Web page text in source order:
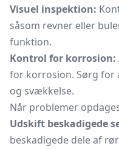
Visuel inspektion:
såsom revner eller
funktion.
Kontrol for korrosion:
for korrosion. Sørg for
og svækkelse.
Når problemer
Udskift beskadigede
beskadigede dele af